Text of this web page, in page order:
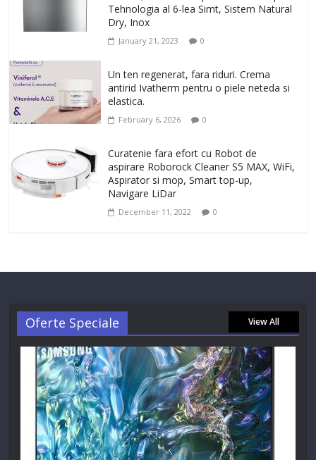
Tehnologia al 6-lea Simt, Sistem Natural
Dry, Inox
January 21, 2023 0
Un ten regenerat, fara riduri. Crema
antirid Ivatherm pentru o piele neteda si
elastica.
February 6, 2026 0
Curatenie fara efort cu Robot de
aspirare Roborock Cleaner S5 MAX, WiFi,
Aspirator si mop, Smart top-up,
Navigare LiDar
December 11, 2022 0
Oferte Speciale View All